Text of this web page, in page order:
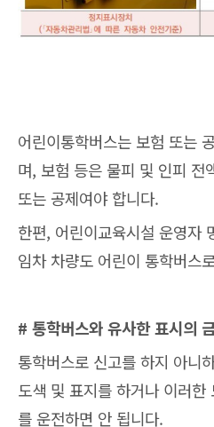
어린이통학버스는 보험 또는
며, 보험 등은 물피 및 인피 전
또는 공제여야 합니다.
한편, 어린이교육시설 운영자
임차 차량도 어린이 통학버스
# 통학버스와 유사한 표시의
통학버스로 신고를 하지 아니
도색 및 표지를 하거나 이러
를 운전하면 안 됩니다.